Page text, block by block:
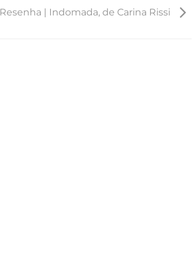
Resenha | Indomada, de Carina Rissi